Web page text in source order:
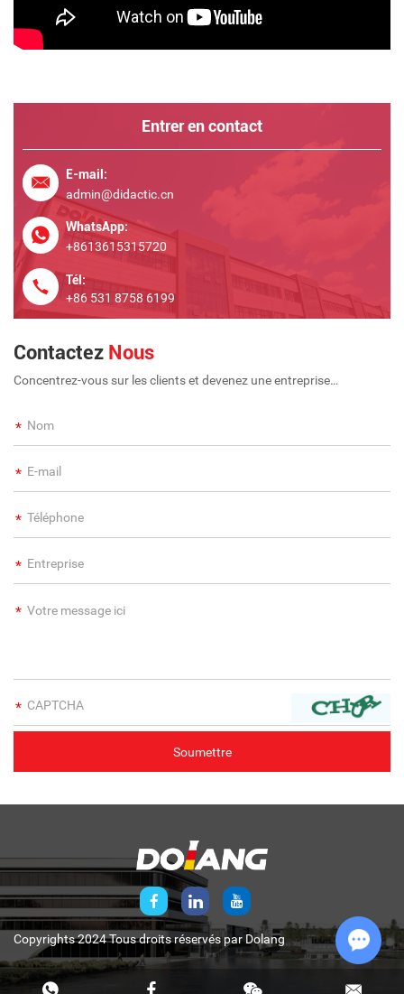
Entrer en contact
E-mail:
admin@didactic.cn
WhatsApp:
+8613615315720
Tél:
+86 531 8758 6199
Contactez Nous
Concentrez-vous sur les clients et devenez une entreprise
Copyrights 2024 Tous droits réservés par Dolang